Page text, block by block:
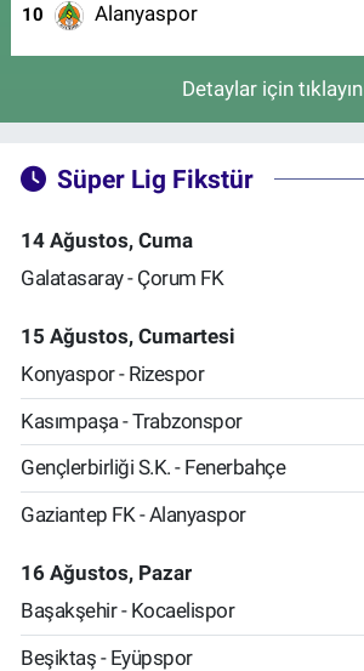
10 Alanyaspor
Detaylar için tıklayın
Süper Lig Fikstür
14 Ağustos, Cuma
Galatasaray - Çorum FK
15 Ağustos, Cumartesi
Konyaspor - Rizespor
Kasımpaşa - Trabzonspor
Gençlerbirliği S.K. - Fenerbahçe
Gaziantep FK - Alanyaspor
16 Ağustos, Pazar
Başakşehir - Kocaelispor
Beşiktaş - Eyüpspor